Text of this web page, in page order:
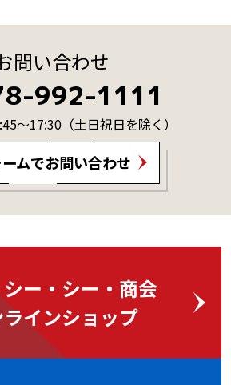
問い合わせ
992-1111
～17:30（土日祝日を除く）
ムでお問い合わせ
ー・シー・商会
インショップ